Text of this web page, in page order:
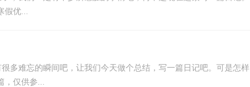
假优...
多难忘的瞬间吧，让我们今天做个总结，写一篇日记吧。可是怎样
，仅供参...